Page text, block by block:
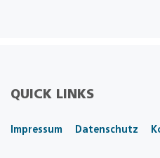
QUICK LINKS
Impressum Datenschutz